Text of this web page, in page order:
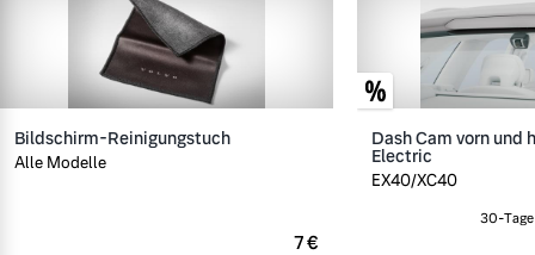
Bildschirm-Reinigungstuch
Alle Modelle
7 €
Dash Cam vorn und
Electric
EX40/XC40
30-